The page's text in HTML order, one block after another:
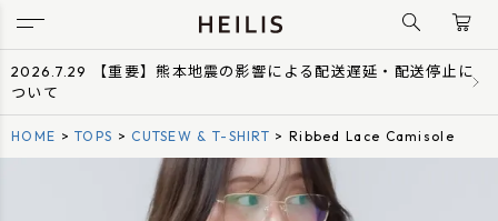
2026.7.29 【重要】熊本地震の影響による配送遅延・配送停止に
ついて
HOME TOPS CUTSEW & T-SHIRT Ribbed Lace Camisole